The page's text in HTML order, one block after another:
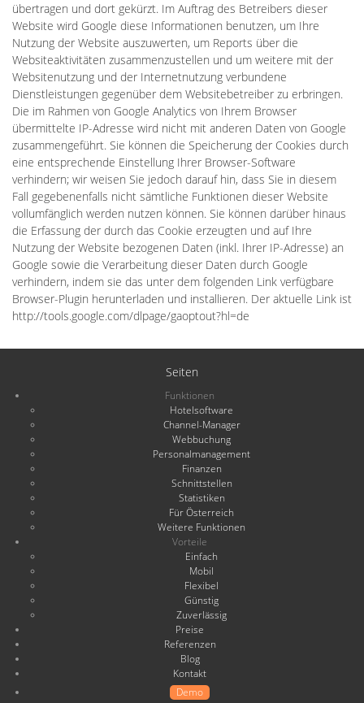
übertragen und dort gekürzt. Im Auftrag des Betreibers dieser
Website wird Google diese Informationen benutzen, um Ihre
Nutzung der Website auszuwerten, um Reports über die
Websiteaktivitäten zusammenzustellen und um weitere mit der
Websitenutzung und der Internetnutzung verbundene
Dienstleistungen gegenüber dem Websitebetreiber zu erbringen.
Die im Rahmen von Google Analytics von Ihrem Browser
übermittelte IP-Adresse wird nicht mit anderen Daten von Google
zusammengeführt. Sie können die Speicherung der Cookies durch
eine entsprechende Einstellung Ihrer Browser-Software
verhindern; wir weisen Sie jedoch darauf hin, dass Sie in diesem
Fall gegebenenfalls nicht sämtliche Funktionen dieser Website
vollumfänglich werden nutzen können. Sie können darüber hinaus
die Erfassung der durch das Cookie erzeugten und auf Ihre
Nutzung der Website bezogenen Daten (inkl. Ihrer IP-Adresse) an
Google sowie die Verarbeitung dieser Daten durch Google
verhindern, indem sie das unter dem folgenden Link verfügbare
Browser-Plugin herunterladen und installieren. Der aktuelle Link ist
http://tools.google.com/dlpage/gaoptout?hl=de
Seiten
Funktionen
Hotelsoftware
Channel-Manager
Webbuchung
Personalmanagement
Finanzen
Schnittstellen
Statistiken
Für Österreich
Weitere Funktionen
Vorteile
Einfach
Mobil
Flexibel
Günstig
Zuverlässig
Preise
Referenzen
Blog
Kontakt
Demo